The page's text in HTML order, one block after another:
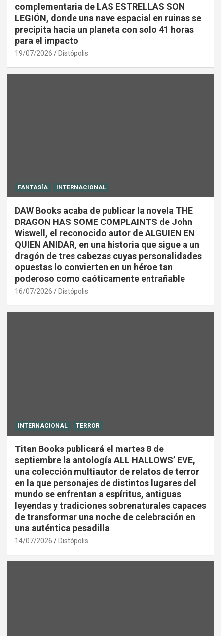
complementaria de LAS ESTRELLAS SON
LEGIÓN, donde una nave espacial en ruinas se
precipita hacia un planeta con solo 41 horas
para el impacto
19/07/2026 Distópolis
FANTASÍA INTERNACIONAL
DAW Books acaba de publicar la novela THE
DRAGON HAS SOME COMPLAINTS de John
Wiswell, el reconocido autor de ALGUIEN EN
QUIEN ANIDAR, en una historia que sigue a un
dragón de tres cabezas cuyas personalidades
opuestas lo convierten en un héroe tan
poderoso como caóticamente entrañable
16/07/2026 Distópolis
INTERNACIONAL TERROR
Titan Books publicará el martes 8 de
septiembre la antología ALL HALLOWS’ EVE,
una colección multiautor de relatos de terror
en la que personajes de distintos lugares del
mundo se enfrentan a espíritus, antiguas
leyendas y tradiciones sobrenaturales capaces
de transformar una noche de celebración en
una auténtica pesadilla
14/07/2026 Distópolis